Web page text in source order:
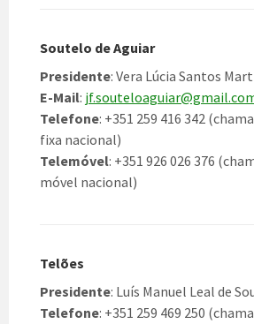
Soutelo de Aguiar
Presidente: Vera Lúcia Santos
E-Mail:
Telefone: +351 259 416 342
fixa nacional)
Telemóvel: +351 926 026 376
móvel nacional)
Telões
Presidente: Luís Manuel Leal de
Telefone: +351 259 469 250